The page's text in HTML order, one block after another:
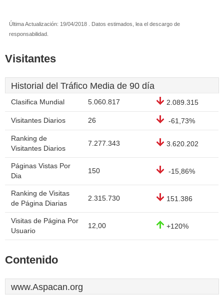
Última Actualización: 19/04/2018 . Datos estimados, lea el descargo de
responsabilidad.
Visitantes
Historial del Tráfico Media de 90 día
Clasifica Mundial 5.060.817 2.089.315
Visitantes Diarios 26 -61,73%
Ranking de
Visitantes Diarios
7.277.343 3.620.202
Páginas Vistas Por
Dia
150 -15,86%
Ranking de Visitas
de Página Diarias
2.315.730 151.386
Visitas de Página Por
Usuario
12,00 +120%
Contenido
www.Aspacan.org